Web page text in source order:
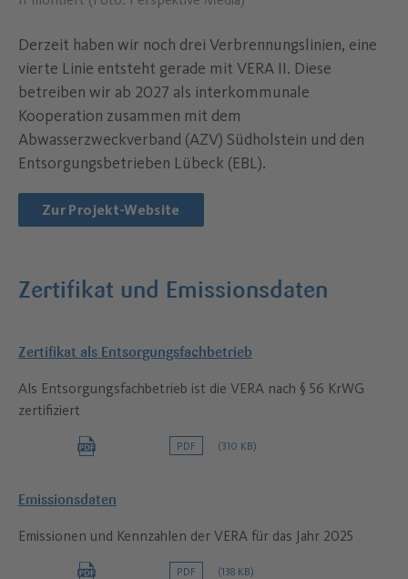
Derzeit haben wir noch drei Verbrennungslinien, eine
vierte Linie entsteht gerade mit VERA II. Diese
betreiben wir ab 2027 als interkommunale
Kooperation zusammen mit dem
Abwasserzweckverband (AZV) Südholstein und den
Entsorgungsbetrieben Lübeck (EBL).
Zur Projekt-Website
Zertifikat und Emissionsdaten
Zertifikat als Entsorgungsfachbetrieb
Als Entsorgungsfachbetrieb ist die VERA nach § 56 KrWG
zertifiziert
PDF (310 KB)
Emissionsdaten
Emissionen und Kennzahlen der VERA für das Jahr 2025
PDF (138 KB)